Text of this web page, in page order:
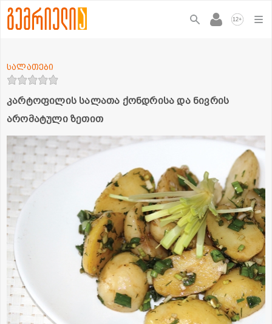
12+
კარტოფილის სალათა ქონდრისა და ნივრის
არომატული ზეთით
სალათები